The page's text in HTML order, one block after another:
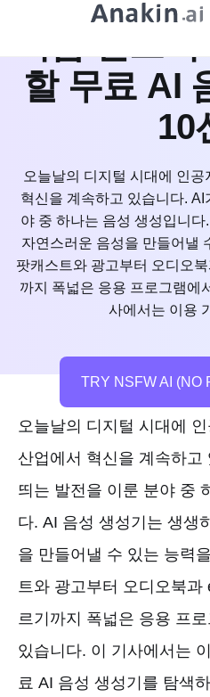
지금 반드
할 무료 AI
10
오늘날의 디지털 시대에 인
혁신을 계속하고 있습니다.
야 중 하나는 음성 생성입니
자연스러운 음성을 만들어낼
팟캐스트와 광고부터 오디오
까지 폭넓은 응용 프로그램에
사에서는 이용
TRY NSFW AI (NO
오늘날의 디지털 시대에
산업에서 혁신을 계속하고
띄는 발전을 이룬 분야 중
다. AI 음성 생성기는 생생
을 만들어낼 수 있는 능력
트와 광고부터 오디오북과
르기까지 폭넓은 응용 프
있습니다. 이 기사에서는
료 AI 음성 생성기를 탐색